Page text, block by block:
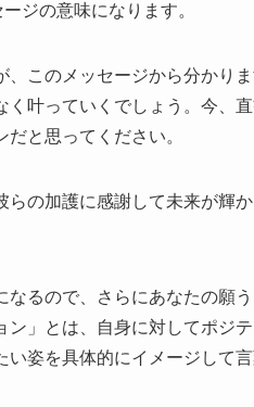
ジの意味になります。
このメッセージから分かりま
叶っていくでしょう。今、
と思ってください。
の加護に感謝して未来が輝
なるので、さらにあなたの願
ン」とは、自身に対してポジ
姿を具体的にイメージして